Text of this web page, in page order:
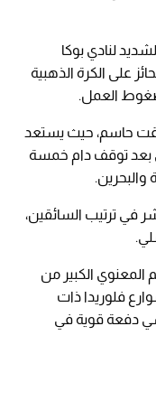
لنادي بوكا
على الكرة الذهبية
ضغوط العمل.
حاسم، حيث يستعد
ميامي بعد توقف دام خمسة
والبحرين.
في ترتيب السائقين،
المعنوي الكبير من
فلوريدا ذات
دفعة قوية في